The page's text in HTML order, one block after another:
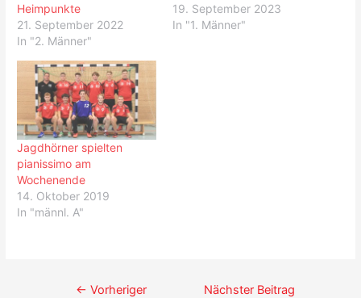
Heimpunkte
21. September 2022
In "2. Männer"
19. September 2023
In "1. Männer"
Jagdhörner spielten
pianissimo am
Wochenende
14. Oktober 2019
In "männl. A"
Beitrags-
← Vorheriger
Nächster Beitrag